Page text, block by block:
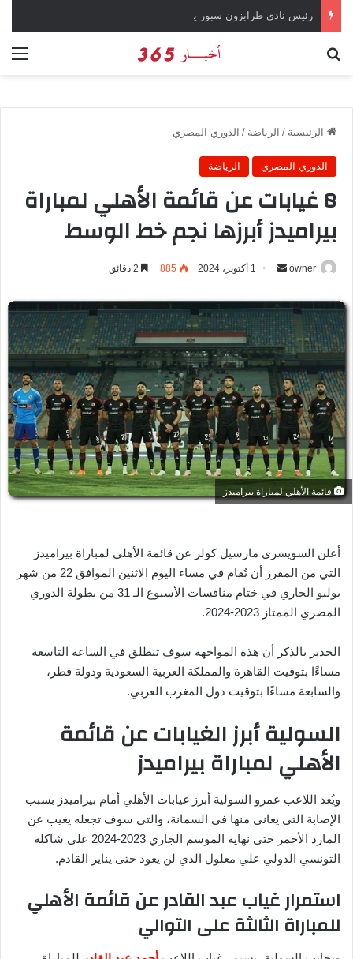
الرئيسية / الرياضة / الدوري المصري
الدوري المصري الرياضة
8 غيابات عن قائمة الأهلي لمباراة
بيراميدز أبرزها نجم خط الوسط
owner
س
ل
ب
ر
ي
د
ا
إ
ل
ك
ت
ن
ي
ا
1 أكتوبر، 2024 885
قائمة الأهلي لمباراة بيراميدز
أعلن السويسري مارسيل كولر عن قائمة الأهلي لمباراة بيراميدز
التي من المقرر أن تُقام في مساء اليوم الاثنين الموافق 22 من شهر
يوليو الجاري في ختام منافسات الأسبوع الـ 31 من بطولة الدوري
المصري الممتاز 2023-2024.
الجدير بالذكر أن هذه المواجهة سوف تنطلق في الساعة التاسعة
مساءًا بتوقيت القاهرة والمملكة العربية السعودية ودولة قطر،
والسابعة مساءًا بتوقيت دول المغرب العربي.
السولية أبرز الغيابات عن قائمة
الأهلي لمباراة بيراميدز
ويُعد اللاعب عمرو السولية أبرز غيابات الأهلي أمام بيراميدز بسبب
الإصابة التي يعاني منها في السمانة، والتي سوف تجعله يغيب عن
المارد الأحمر حتى نهاية الموسم الجاري 2023-2024 على شاكلة
التونسي الدولي علي معلول الذي لن يعود حتى يناير القادم.
استمرار غياب عبد القادر عن قائمة الأهلي
للمباراة الثالثة على التوالي